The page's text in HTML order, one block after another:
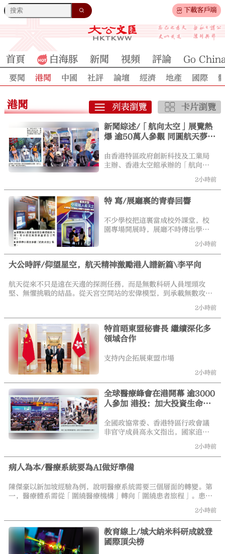
下載客戶端
大公文匯
首頁 白海豚 新聞 視頻 評論 Go
要聞 港聞 中國 社評 論壇 經濟 地產 國際
港聞
新聞綜述/「航向太空」展覽熱
爆 逾50萬人參觀 同圓航天夢
由香港特區政府創新科技及工業局
主辦、香港太空館承辦的「航向太
空─中國載人航天之旅」展覽，自
2025年11月開幕以來，歷經多次展
期延長與內容更新，持續點燃全港
市民的航天熱情。據統計，展覽累
港近年來最具影響力的科普展覽之
一。
2小時前
特 寫/展廳裏的青春回響
不少學校把這裏當成校外課堂，校
園專場開展時，展廳不時傳出學生
站模型前，同學們湊到展板前，認
真記下各個艙段的功能；互動訓練
區排起長隊，學生們輪流體驗航天
員的訓練。在太空生物實驗區，顯
微鏡前總圍滿年輕觀眾，大家仔細
2小時前
大公時評/仰望星空，航天精神激勵港人譜新篇\李平向
航天從來不只是遠在天邊的探測任務，而是無數科研人員埋頭攻
堅、無懼挑戰的結晶。從天宮空間站的宏偉模型，到承載無數攻關
奇妙成果，展覽把遙遠的太空拉到市民眼前。「特別能吃苦、特別
能戰鬥、特別能攻關、特別能奉獻」的載人航天精神，不僅屬於內
地的航天工作者，同樣激勵着香港這座拚搏不息的城市。
2小時前
特首晤東盟秘書長 繼續深化多
領域合作
支持內企拓展東盟市場
2小時前
全球醫療峰會在港開幕 逾3000
人參加 港投：加大投資生命科
全國政協常委、香港特區行政會議
非官守成員高永文指出，國家追求
高質量發展必須包含醫療技術和精
準醫學的進步，應從政策和制度層
面對醫療體系進行重新設計。\大公
報記者 林天（文） 麥潤田（圖）
2小時前
病人為本/醫療系統要為AI做好準備
陳傑豪以新加坡經驗為例，說明醫療系統需要三個層面的轉變。第
一，醫療體系需從「圍繞醫療機構」轉向「圍繞患者旅程」。患者
不會活在醫療機構中，而是經歷從家中到診所，到醫院，再回到社
區的旅程，不能將急症護理、基層護理、社區護理、社會支援和家
庭照護視為不相關的部分。對此，新加坡推出相關政策，將基層醫
療、專科護理、住屋、交通及社區支援整合，實現持續的醫患關係
發展。
2小時前
教育線上/城大納米科研成就登
國際頂尖榜